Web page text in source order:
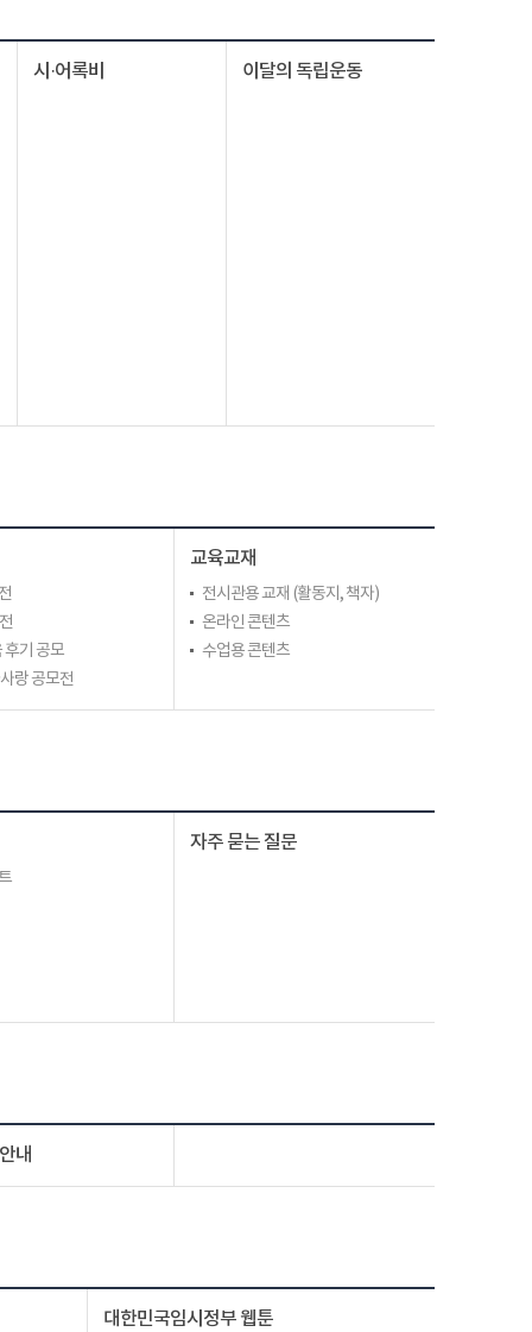
시·어록비 이달의 독립운동
후기 공모
랑 공모전
교육교재
전시관용 교재 (활동지, 책자)
온라인 콘텐츠
수업용 콘텐츠
자주 묻는 질문
내
대한민국임시정부 웹툰